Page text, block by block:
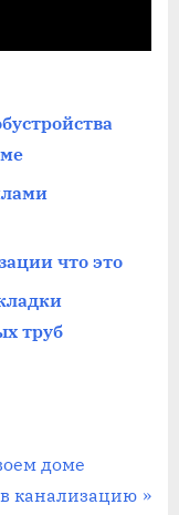
что это
труб
доме
в канализацию